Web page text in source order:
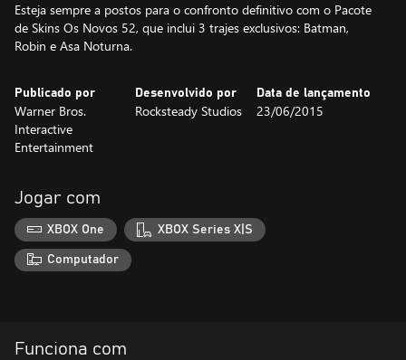
Esteja sempre a postos para o confronto definitivo com o Pacote
de Skins Os Novos 52, que inclui 3 trajes exclusivos: Batman,
Robin e Asa Noturna.
Publicado por
Warner Bros.
Interactive
Entertainment
Desenvolvido por
Rocksteady Studios
Data de lançamento
23/06/2015
Jogar com
XBOX One XBOX Series X|S
Computador
Funciona com